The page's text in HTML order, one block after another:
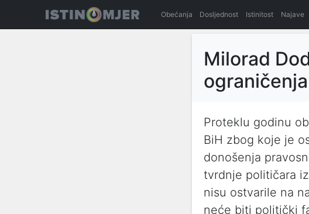
Obećanja Dosljednost Istinitost Najave
Milorad
Proteklu godinu
BiH zbog koje je
donošenja
tvrdnje političara
nisu ostvarile na
neće biti politički